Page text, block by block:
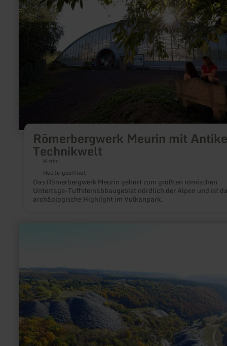
Römerbergwerk Meurin mit
Technikwelt
Kretz
Heute geöffnet
Das Römerbergwerk Meurin gehört zum größten römischen
Untertage-Tuffsteinabbaugebiet nördlich der Alpen und ist
archäologische Highlight im Vulkanpark.
Meurin
mit
Antiker
Technikwelt